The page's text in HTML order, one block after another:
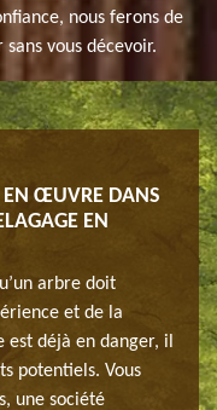
nous ferons de
vous décevoir.
EN ŒUVRE DANS
EN
arbre doit
et de la
est déjà en danger, il
potentiels. Vous
une société
du